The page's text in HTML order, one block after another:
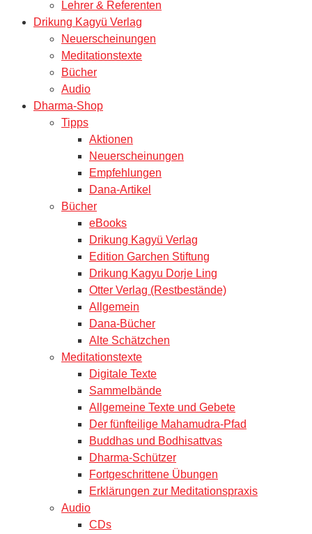
Lehrer & Referenten
Drikung Kagyü Verlag
Neuerscheinungen
Meditationstexte
Bücher
Audio
Dharma-Shop
Tipps
Aktionen
Neuerscheinungen
Empfehlungen
Dana-Artikel
Bücher
eBooks
Drikung Kagyü Verlag
Edition Garchen Stiftung
Drikung Kagyu Dorje Ling
Otter Verlag (Restbestände)
Allgemein
Dana-Bücher
Alte Schätzchen
Meditationstexte
Digitale Texte
Sammelbände
Allgemeine Texte und Gebete
Der fünfteilige Mahamudra-Pfad
Buddhas und Bodhisattvas
Dharma-Schützer
Fortgeschrittene Übungen
Erklärungen zur Meditationspraxis
Audio
CDs